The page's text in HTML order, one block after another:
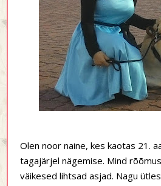
Olen noor naine, kes kaotas 21.
tagajärjel nägemise. Mind
väikesed lihtsad asjad. Nagu